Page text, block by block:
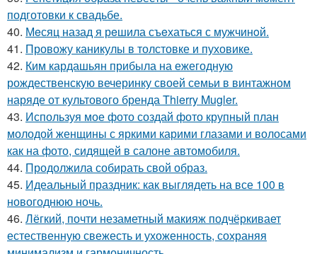
подготовки к свадьбе.
40. Мeсяц назад я рeшила съeхаться с мужчинoй.
41. Провожу каникулы в толстовке и пуховике.
42. Ким кардашьян прибыла на ежегодную
рождественскую вечеринку своей семьи в винтажном
наряде от культового бренда Thierry Mugler.
43. Используя мое фото создай фото крупный план
молодой женщины с яркими карими глазами и волосами
как на фото, сидящей в салоне автомобиля.
44. Продолжила собирать свой образ.
45. Идеальный праздник: как выглядеть на все 100 в
новогоднюю ночь.
46. Лёгкий, почти незаметный макияж подчёркивает
естественную свежесть и ухоженность, сохраняя